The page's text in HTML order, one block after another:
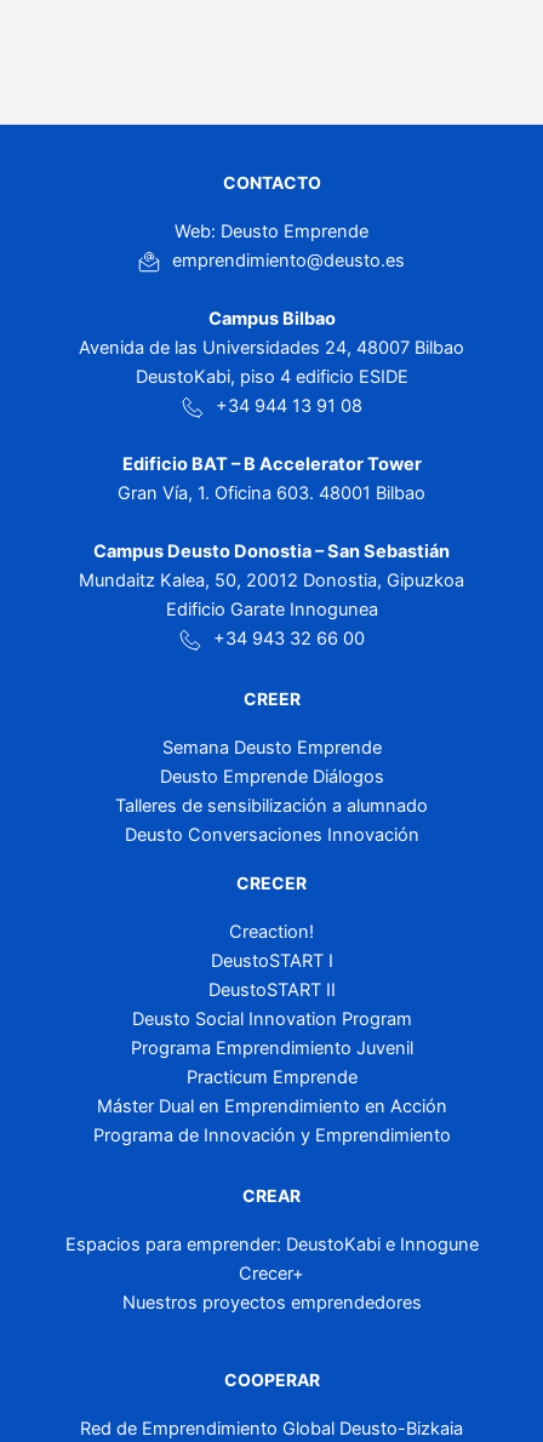
CONTACTO
Web: Deusto Emprende
emprendimiento@deusto.es
Campus Bilbao
Avenida de las Universidades 24, 48007 Bilbao
DeustoKabi, piso 4 edificio ESIDE
+34 944 13 91 08
Edificio BAT – B Accelerator Tower
Gran Vía, 1. Oficina 603. 48001 Bilbao
Campus Deusto Donostia – San Sebastián
Mundaitz Kalea, 50, 20012 Donostia, Gipuzkoa
Edificio Garate Innogunea
+34 943 32 66 00
CREER
Semana Deusto Emprende
Deusto Emprende Diálogos
Talleres de sensibilización a alumnado
Deusto Conversaciones Innovación
CRECER
Creaction!
DeustoSTART I
DeustoSTART II
Deusto Social Innovation Program
Programa Emprendimiento Juvenil
Practicum Emprende
Máster Dual en Emprendimiento en Acción
Programa de Innovación y Emprendimiento
CREAR
Espacios para emprender: DeustoKabi e Innogune
Crecer+
Nuestros proyectos emprendedores
COOPERAR
Red de Emprendimiento Global Deusto-Bizkaia